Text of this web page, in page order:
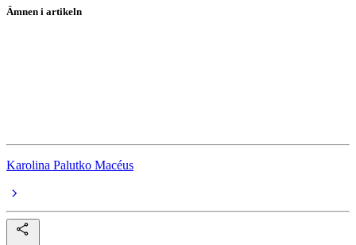
Ämnen i artikeln
Karolina Palutko Macéus